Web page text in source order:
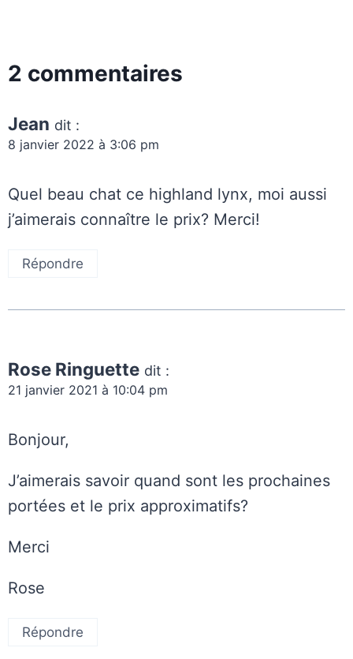
2 commentaires
Jean dit :
8 janvier 2022 à 3:06 pm
Quel beau chat ce highland lynx, moi aussi
j’aimerais connaître le prix? Merci!
Répondre
Rose Ringuette dit :
21 janvier 2021 à 10:04 pm
Bonjour,
J’aimerais savoir quand sont les prochaines
portées et le prix approximatifs?
Merci
Rose
Répondre